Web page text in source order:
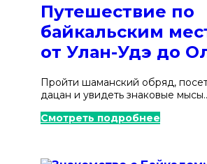
Путешествие по
байкальским
от Улан-Удэ до
Пройти шаманский обряд,
дацан и увидеть знаковые
Смотреть подробнее